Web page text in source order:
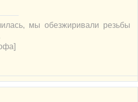
мы обезжиривали резьбы